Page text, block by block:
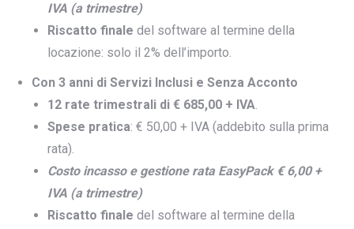
IVA (a trimestre)
Riscatto finale del software al termine della
locazione: solo il 2% dell’importo.
Con 3 anni di Servizi Inclusi e Senza Acconto
12 rate trimestrali di € 685,00 + IVA.
Spese pratica: € 50,00 + IVA (addebito sulla prima
rata).
Costo incasso e gestione rata EasyPack € 6,00 +
IVA (a trimestre)
Riscatto finale del software al termine della